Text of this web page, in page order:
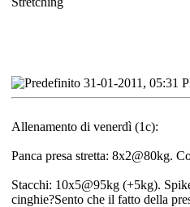
31-01-2011, 05:31
Allenamento di venerdì (1c):
Panca presa stretta: 8x2@80kg.
Stacchi: 10x5@95kg (+5kg).
cinghie?Sento che il fatto della